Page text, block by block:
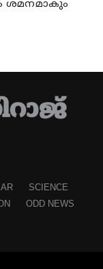
ശമനമാകും
SCIENCE
ODD NEWS